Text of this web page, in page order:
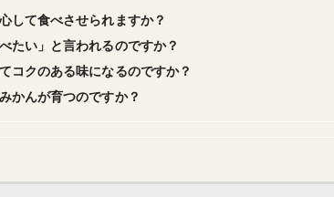
して食べさせられますか？
たい」と言われるのですか？
コクのある味になるのですか？
かんが育つのですか？